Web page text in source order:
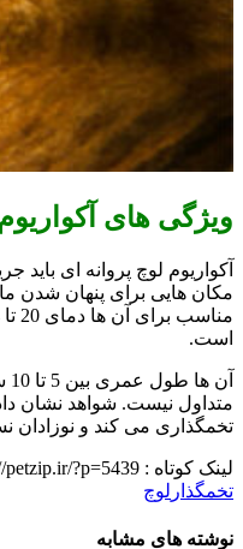
ویژگی های
آکواریوم لوچ پروانه ای
مکان هایی برای پنهان شدن
است.
متداول نیست. شواهد نشان
تخمگذاری می کند و نوزادان
لینک کوتاه : petzip.ir/?p=5439
تخمگذار لوچ
نوشته های مشابه